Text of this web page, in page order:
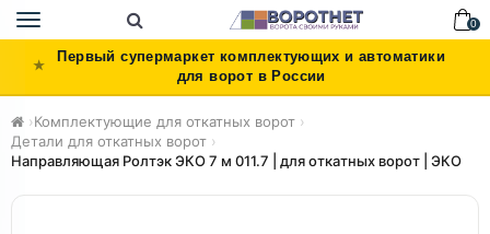
Toggle
navigation
0
Первый супермаркет комплектующих и автоматики
для ворот в России
›Комплектующие для откатных ворот ›
Детали для откатных ворот ›
Направляющая Ролтэк ЭКО 7 м 011.7 | для откатных ворот | ЭКО